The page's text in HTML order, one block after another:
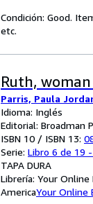
Condición: Good.
etc.
Ruth,
Parris, Paula
Idioma: Inglés
Editorial: Broadman
ISBN 10 / ISBN 13:
Serie: Libro 6 de 19
TAPA DURA
Librería: Your Online
AmericaYour Online